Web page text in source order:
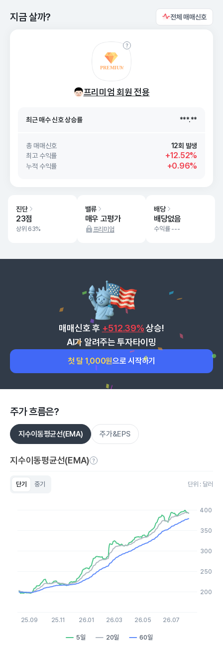
지금 살까? 전체 매매신호
프리미엄 회원 전용
26. 08/09
최근 매수 신호 상승률 ***.**
최근 매수 신호 ***.**
총 매매신호
12회 발생
최고 수익률
+12.52%
누적 수익률 +0.96%
진단
23점
상위 63%
밸류
매우 고평가
프리미엄
배당
배당없음
수익률 ---
매매신호 후 +512.39% 상승!
AI가 알려주는 투자타이밍
첫 달 1,000원으로 시작하기
주가 흐름은?
지수이동평균선(EMA) 주가&EPS
지수이동평균선(EMA)
단기 중기 단위 : 달러
The chart has 1 X axis displaying Time. Data ranges from
The chart has 1 Y axis displaying values. Data ranges from
5일 20일 60일
25.09 25.11 26.01 26.03 26.05 26.07
200
250
300
350
400